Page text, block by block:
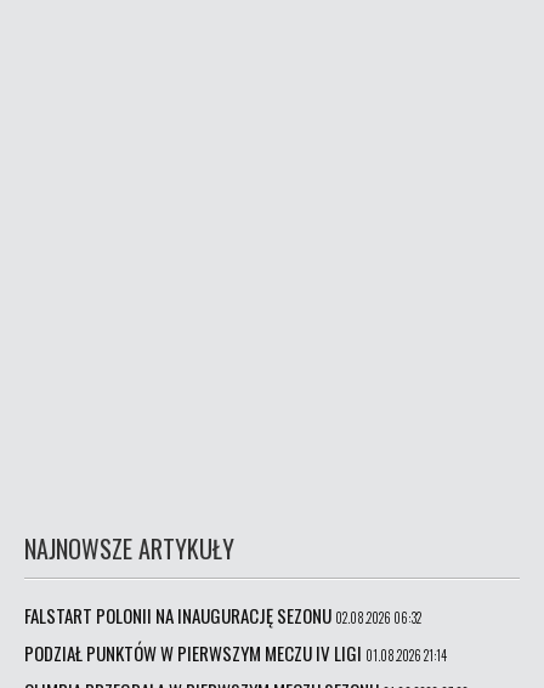
NAJNOWSZE ARTYKUŁY
FALSTART POLONII NA INAUGURACJĘ SEZONU 02.08.2026 06:32
PODZIAŁ PUNKTÓW W PIERWSZYM MECZU IV LIGI 01.08.2026 21:14